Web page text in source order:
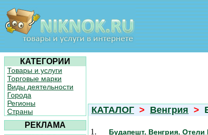
КАТЕГОРИИ
Товары и услуги
Торговые марки
Виды деятельности
Города
Регионы
Страны
РЕКЛАМА
КАТАЛОГ > Венгрия >
1. Будапешт. Венгрия.